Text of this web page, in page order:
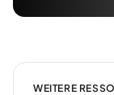
WEITERE